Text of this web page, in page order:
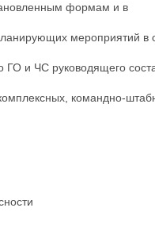
формам и в
мероприятий в
ГО и ЧС руководящего
командно-